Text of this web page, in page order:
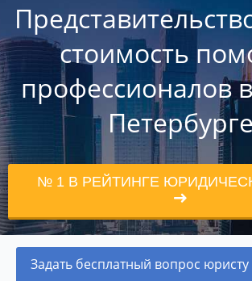
стоимость
профессионалов
Петербурге
№ 1 В РЕЙТИНГЕ
Задать бесплатный вопрос юристу